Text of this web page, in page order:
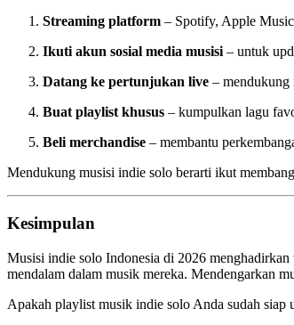
Streaming platform – Spotify, Apple
Ikuti akun sosial media musisi– untuk
Datang ke pertunjukan live – mendukung
Buat playlist khusus – kumpulkan lagu
Beli merchandise – membantu
Mendukung musisi indie solo berarti ikut
Kesimpulan
Musisi indie solo Indonesia di 2026
mendalam dalam musik mereka. Mendengarkan
Apakah playlist musik indie solo Anda sudah siap